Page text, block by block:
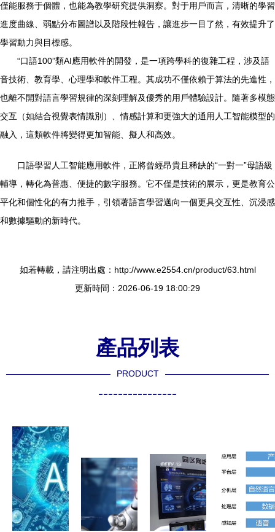
僅能服務于個體，也能為教學研究提供洞察。對于用戶而言，清晰的學習
進度曲線、弱點分布圖譜以及階段性報告，讓進步一目了然，有效提升了
學習動力與目標感。
“口語100”類AI應用軟件的開發，是一項跨學科的復雜工程，涉及語
音技術、教育學、心理學和軟件工程。其成功不僅依賴于算法的先進性，
也離不開對語言學習規律的深刻理解及優秀的用戶體驗設計。隨著多模態
交互（如結合視覺表情識別）、情感計算和更強大的通用人工智能模型的
融入，這類軟件將變得更加智能、擬人和高效。
口語學習人工智能應用軟件，正將曾經昂貴且稀缺的“一對一”母語級
輔導，轉化為普惠、便捷的數字服務。它不僅是技術的展示，更是教育公
平化和個性化的有力推手，引領著語言學習邁向一個更具交互性、沉浸感
和數據驅動的新時代。
如若轉載，請注明出處：http://www.e2554.cn/product/63.html
更新時間：2026-06-19 18:00:29
產品列表
PRODUCT
----------------